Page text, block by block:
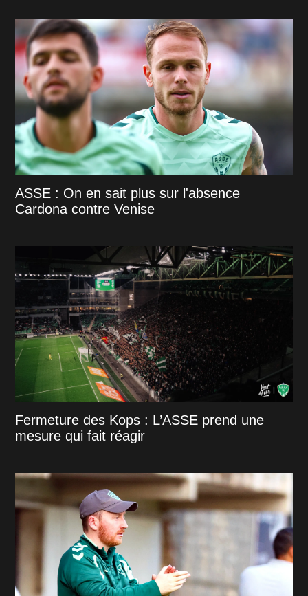
ASSE : On en sait plus sur l'absence
Cardona contre Venise
Fermeture des Kops : L’ASSE prend une
mesure qui fait réagir